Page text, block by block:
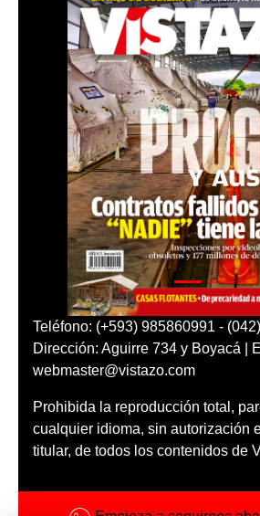
Teléfono: (+593) 985860991 - (042)
Dirección: Aguirre 734 y Boyacá |
webmaster@vistazo.com
Prohibida la reproducción total,
cualquier idioma, sin autorización
titular, de todos los contenidos de